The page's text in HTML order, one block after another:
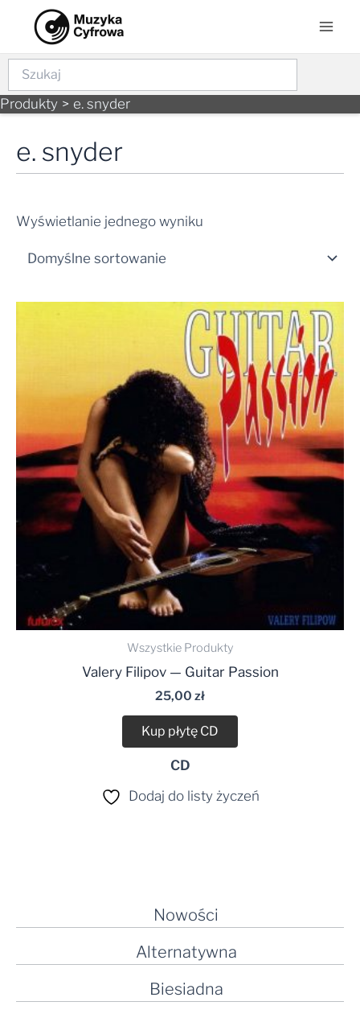
content
Szukaj
Produkty e. snyder
Nowości
Alternatywna
Biesiadna
e. snyder
Wyświetlanie jednego wyniku
Wszystkie Produkty
Valery Filipov — Guitar Passion
25,00 zł
Kup płytę CD
CD
Dodaj do listy życzeń